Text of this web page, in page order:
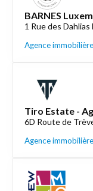
BARNES
1 Rue des
Agence immobilière
Tiro Estate -
6D Route de
Agence immobilière